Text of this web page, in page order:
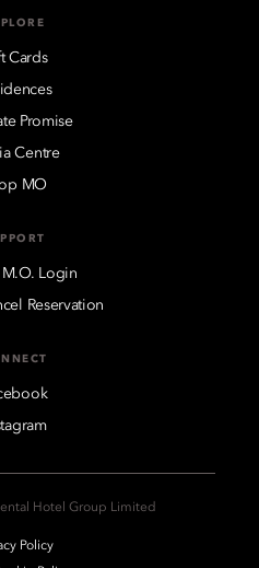
Cards
Promise
Centre
MO
M.O. Login
Reservation
Hotel Group Limited
Policy